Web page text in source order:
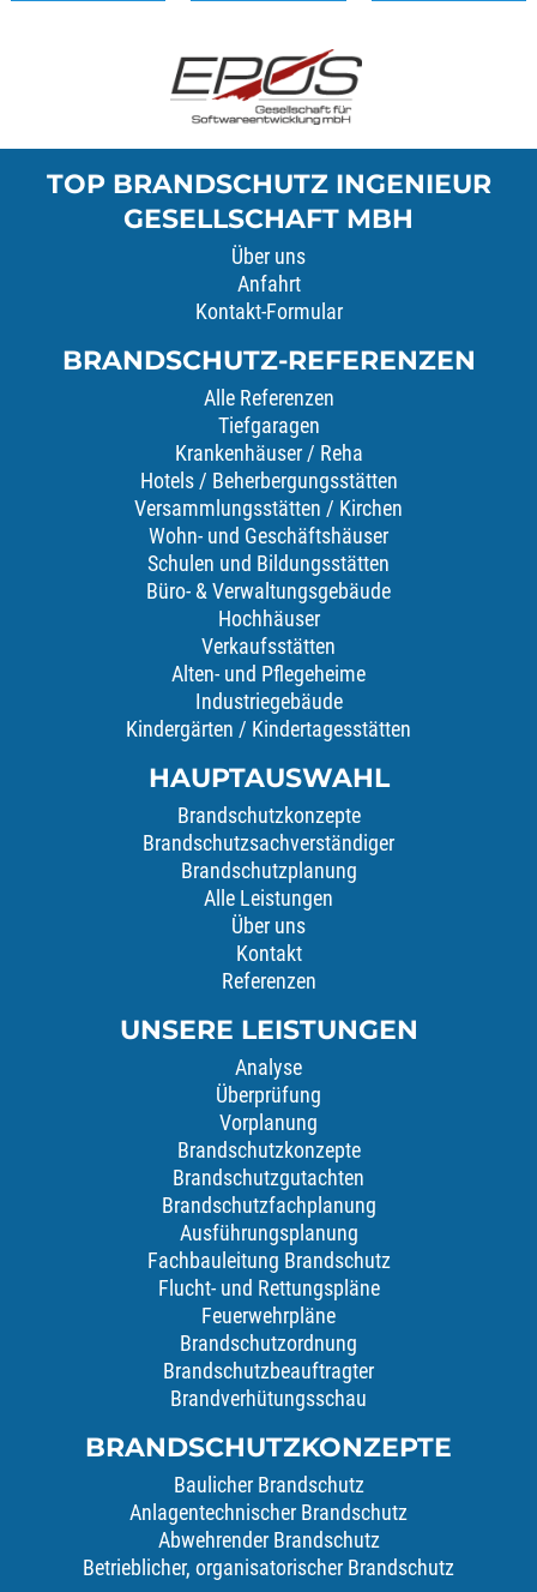
TOP BRANDSCHUTZ INGENIEUR
GESELLSCHAFT MBH
Über uns
Anfahrt
Kontakt-Formular
BRANDSCHUTZ-REFERENZEN
Alle Referenzen
Tiefgaragen
Krankenhäuser / Reha
Hotels / Beherbergungsstätten
Versammlungsstätten / Kirchen
Wohn- und Geschäftshäuser
Schulen und Bildungsstätten
Büro- & Verwaltungsgebäude
Hochhäuser
Verkaufsstätten
Alten- und Pflegeheime
Industriegebäude
Kindergärten / Kindertagesstätten
HAUPTAUSWAHL
Brandschutzkonzepte
Brandschutzsachverständiger
Brandschutzplanung
Alle Leistungen
Über uns
Kontakt
Referenzen
UNSERE LEISTUNGEN
Analyse
Überprüfung
Vorplanung
Brandschutzkonzepte
Brandschutzgutachten
Brandschutzfachplanung
Ausführungsplanung
Fachbauleitung Brandschutz
Flucht- und Rettungspläne
Feuerwehrpläne
Brandschutzordnung
Brandschutzbeauftragter
Brandverhütungsschau
BRANDSCHUTZKONZEPTE
Baulicher Brandschutz
Anlagentechnischer Brandschutz
Abwehrender Brandschutz
Betrieblicher, organisatorischer Brandschutz